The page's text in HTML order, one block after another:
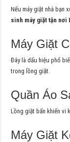
Nếu máy giặt nhà bạn
sinh máy giặt tận nơi
Máy Giặt
Đây là dấu hiệu phổ
trong lồng giặt.
Quần Áo
Lồng giặt bẩn khiến vi
Máy Giặt